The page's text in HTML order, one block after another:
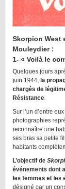
Skorpion West
Mouleydier :
1- « Voilà le
Quelques jours
juin 1944, la
chargés de
Résistance.
Sur l’un d’entre
photographies
reconnaître une
ses bras sa petite
habitants
L’objectif de
événements dont
les femmes et les
désigné par un